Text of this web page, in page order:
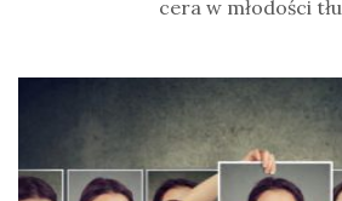
cera w młodości